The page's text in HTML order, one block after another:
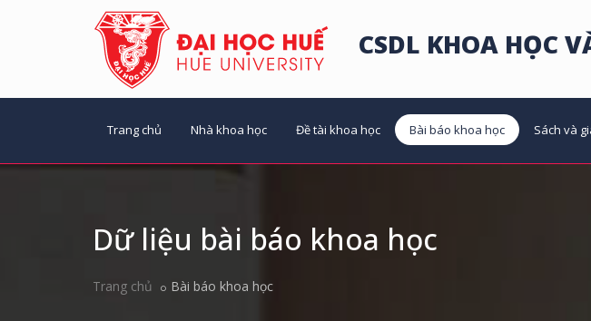
CSDL KHOA HỌC
Trang chủ Nhà khoa học Đề tài khoa học Bài báo khoa học Sách và
Dữ liệu bài báo khoa học
Trang chủ Bài báo khoa học